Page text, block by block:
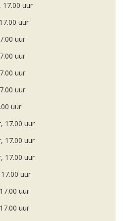
17.00 uur
uur
uur
uur
uur
uur
uur
17.00 uur
17.00 uur
17.00 uur
uur
uur
uur